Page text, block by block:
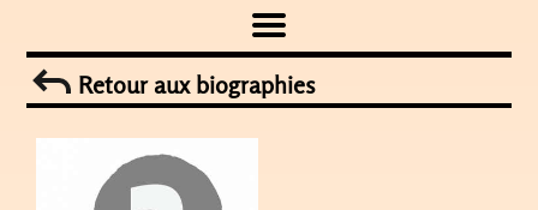
to
contentRetour aux biographies